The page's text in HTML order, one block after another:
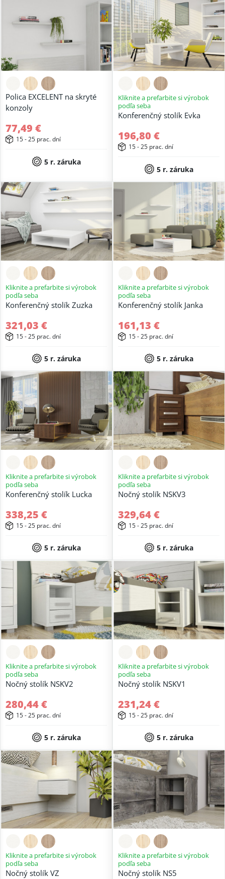
Polica EXCELENT na skryté
konzoly
77,49 €
15 - 25 prac. dní
5 r. záruka
Kliknite a prefarbite si výrobok
podľa seba
Konferenčný stolík Evka
196,80 €
15 - 25 prac. dní
5 r. záruka
Kliknite a prefarbite si výrobok
podľa seba
Konferenčný stolík Zuzka
321,03 €
15 - 25 prac. dní
5 r. záruka
Kliknite a prefarbite si výrobok
podľa seba
Konferenčný stolík Janka
161,13 €
15 - 25 prac. dní
5 r. záruka
Kliknite a prefarbite si výrobok
podľa seba
Konferenčný stolík Lucka
338,25 €
15 - 25 prac. dní
5 r. záruka
Kliknite a prefarbite si výrobok
podľa seba
Nočný stolík NSKV3
329,64 €
15 - 25 prac. dní
5 r. záruka
Kliknite a prefarbite si výrobok
podľa seba
Nočný stolík NSKV2
280,44 €
15 - 25 prac. dní
5 r. záruka
Kliknite a prefarbite si výrobok
podľa seba
Nočný stolík NSKV1
231,24 €
15 - 25 prac. dní
5 r. záruka
Kliknite a prefarbite si výrobok
podľa seba
Nočný stolík VZ
Kliknite a prefarbite si výrobok
podľa seba
Nočný stolík NS5